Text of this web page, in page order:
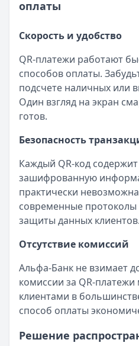
оплаты
Скорость и удобство
QR-платежи работают
способов оплаты.
подсчете наличных или
Один взгляд на экран
готов.
Безопасность
Каждый QR-код
зашифрованную
практически
современные
защиты данных клиентов.
Отсутствие комиссий
Альфа-Банк не взимает
комиссии за QR-
клиентами в
способ оплаты
Решение